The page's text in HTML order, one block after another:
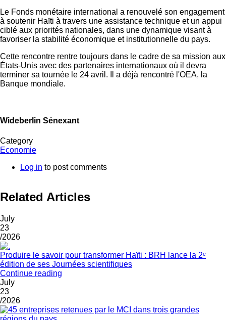
Le Fonds monétaire international a renouvelé son engagement
à soutenir Haïti à travers une assistance technique et un appui
ciblé aux priorités nationales, dans une dynamique visant à
favoriser la stabilité économique et institutionnelle du pays.
Cette rencontre rentre toujours dans le cadre de sa mission aux
États-Unis avec des partenaires internationaux où il devra
terminer sa tournée le 24 avril. Il a déjà rencontré l'OEA, la
Banque mondiale.
Wideberlin Sénexant
Category
Economie
Log in to post comments
Related Articles
July
23
/2026
Produire le savoir pour transformer Haïti : BRH lance la 2ᵉ
édition de ses Journées scientifiques
Continue reading
July
23
/2026